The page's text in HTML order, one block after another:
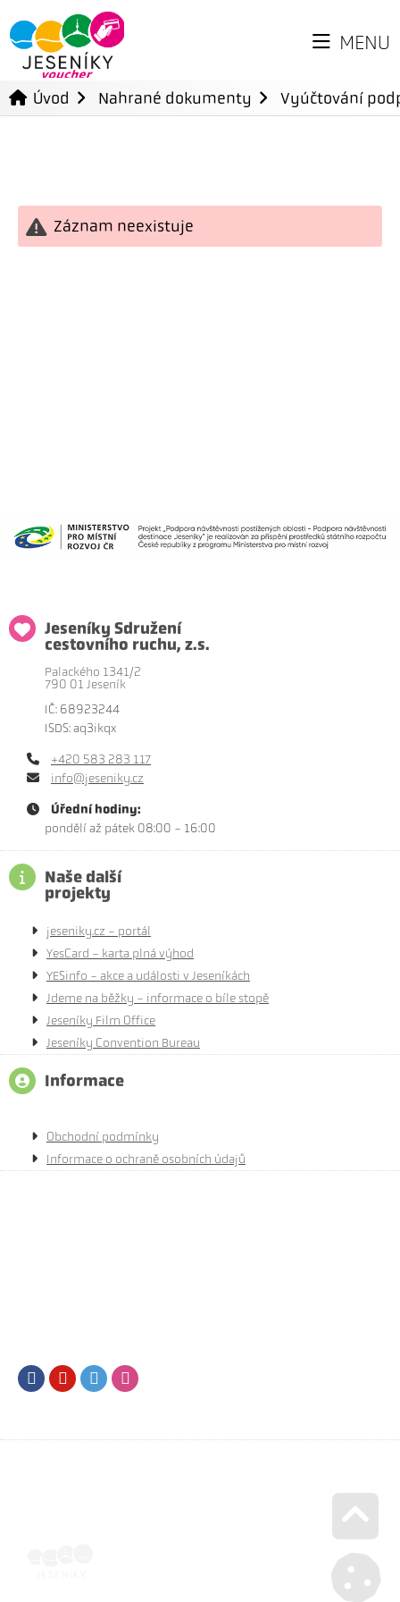
MENU
Úvod Nahrané dokumenty Vyúčtování
Záznam neexistuje
Jeseníky Sdružení
cestovního ruchu, z.s.
Palackého 1341/2
790 01 Jeseník
IČ: 68923244
ISDS: aq3ikqx
+420 583 283 117
info@jeseniky.cz
Úřední hodiny:
pondělí až pátek 08:00 - 16:00
Naše další
projekty
jeseniky.cz - portál
YesCard - karta plná výhod
YESinfo - akce a události v Jeseníkách
Jdeme na běžky - informace o bíle stopě
Jeseníky Film Office
Jeseníky Convention Bureau
Informace
Obchodní podmínky
Informace o ochraně osobních údajů
FacebookYoutubeTwitter
Go